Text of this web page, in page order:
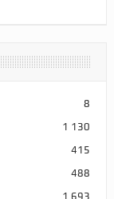
8
1 130
415
488
1 693